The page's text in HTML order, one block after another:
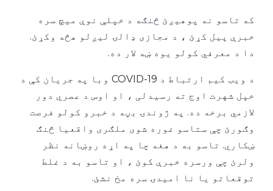
که تاسو نه پوهیږئ څنګه د خپلې نوې میچ سره
خبرې پیل کړئ ، د مجازی ډالۍ لیږلو هڅه وکړئ.
دا د معرفي کولو یوه ښه لار ده.
د ویب کیم ارتباط د COVID-19 وبا په جریان کې د
خپل شهرت اوج ته رسیدلی ، او اوس د عصري دور
لازمي برخه ده. په ژوندۍ بڼه د خبرو کولو فرصت
وګورئ چې ستاسو غوره شوی ملګری واقعیا څنګ
ښکاري. تاسو به د هغه چا په اړه روښانه نظر
ولرئ چې ورسره خبرې کوئ ، او تاسو به د غلط
توقعاتو یا نا امیدۍ سره مخ نشئ.